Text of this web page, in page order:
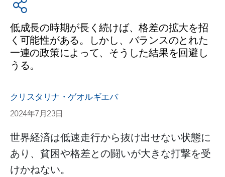
低成長の時期が長く続けば、格差の拡大を招
く可能性がある。しかし、バランスのとれた
一連の政策によって、そうした結果を回避し
うる。
クリスタリナ・ゲオルギエバ
2024年7月23日
世界経済は低速走行から抜け出せない状態に
あり、貧困や格差との闘いが大きな打撃を受
けかねない。